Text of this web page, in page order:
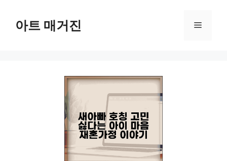
아트 매거진 메